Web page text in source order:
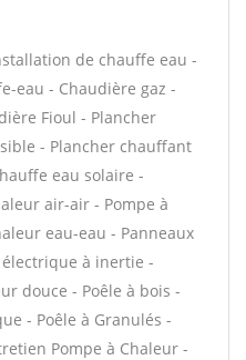
de chauffe eau -
eau - Chaudière gaz -
Fioul - Plancher
- Plancher chauffant
eau solaire -
air-air - Pompe à
eau-eau - Panneaux
à inertie -
douce - Poêle à bois -
- Poêle à Granulés -
Pompe à Chaleur -